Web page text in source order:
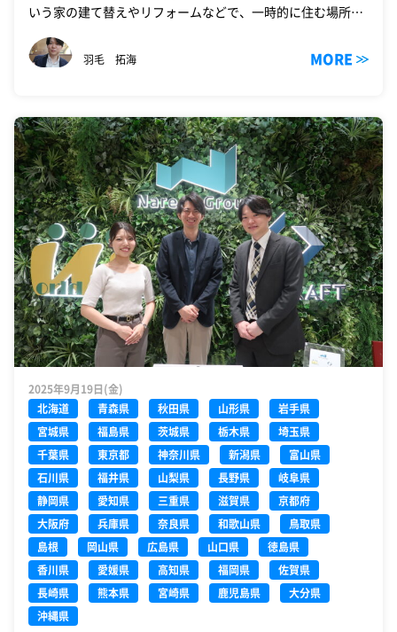
いう家の建て替えやリフォームなどで、一時的に住む場所を
羽毛 拓海 MORE
2025年9月19日(金)
北海道
青森県 秋田県 山形県 岩手県
宮城県 福島県 茨城県 栃木県 埼玉県
千葉県 東京都 神奈川県 新潟県 富山県
石川県 福井県 山梨県 長野県 岐阜県
静岡県 愛知県 三重県 滋賀県 京都府
大阪府 兵庫県 奈良県 和歌山県 鳥取県
島根 岡山県 広島県 山口県 徳島県
香川県 愛媛県 高知県 福岡県 佐賀県
長崎県 熊本県 宮崎県 鹿児島県 大分県
沖縄県